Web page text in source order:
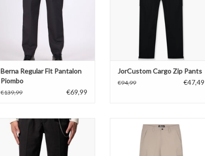
Berna Regular Fit Pantalon
Piombo
€139,99 €69,99
JorCustom Cargo Zip Pants
€94,99 €47,49
78% polyester, 20% rayon, 2%
spandex
machinewas 30°C
niet in de droogtrommel
TOEVOEGEN AAN WINKELWAGEN